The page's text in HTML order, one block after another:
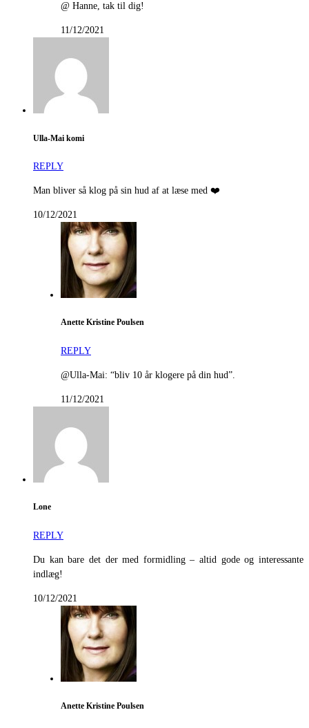
@ Hanne, tak til dig!
11/12/2021
Ulla-Mai komi
REPLY
Man bliver så klog på sin hud af at læse med ❤️
10/12/2021
Anette Kristine Poulsen
REPLY
@Ulla-Mai: “bliv 10 år klogere på din hud”.
11/12/2021
Lone
REPLY
Du kan bare det der med formidling – altid gode og interessante
indlæg!
10/12/2021
Anette Kristine Poulsen